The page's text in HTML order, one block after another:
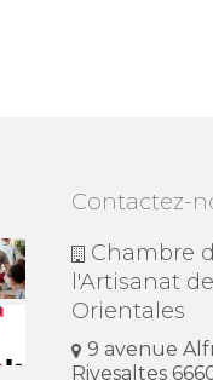
Contactez-
Chambre
l'Artisanat
Orientales
9 avenue
Rivesaltes